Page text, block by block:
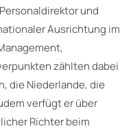
und
Ausrichtung im
zählten dabei
die Niederlande, die
verfügt er über
Richter beim